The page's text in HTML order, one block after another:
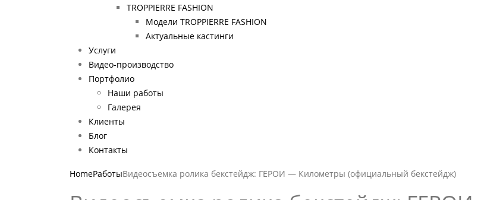
TROPPIERRE FASHION
Модели TROPPIERRE FASHION
Актуальные кастинги
Услуги
Видео-производство
Портфолио
Наши работы
Галерея
Клиенты
Блог
Контакты
HomeРаботыВидеосъемка ролика бекстейдж: ГЕРОИ — Километры (официальный бекстейдж)